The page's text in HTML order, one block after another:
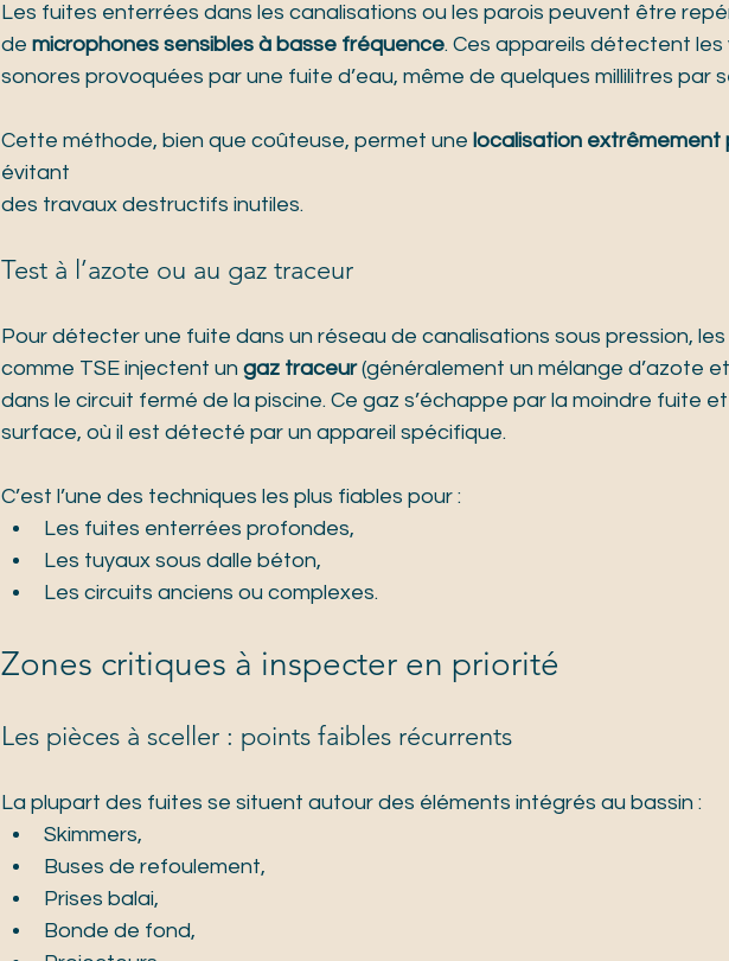
Les fuites enterrées dans les canalisations ou les parois peuvent être
de microphones sensibles à basse fréquence. Ces appareils détectent les
sonores provoquées par une fuite d’eau, même de quelques millilitres par
Cette méthode, bien que coûteuse, permet une localisation extrêmement
évitant
des travaux destructifs inutiles.
Test à l’azote ou au gaz traceur
Pour détecter une fuite dans un réseau de canalisations sous pression,
comme TSE injectent un gaz traceur (généralement un mélange d’azote
dans le circuit fermé de la piscine. Ce gaz s’échappe par la moindre fuite
surface, où il est détecté par un appareil spécifique.
C’est l’une des techniques les plus fiables pour :
Les fuites enterrées profondes,
Les tuyaux sous dalle béton,
Les circuits anciens ou complexes.
Zones critiques à inspecter en priorité
Les pièces à sceller : points faibles récurrents
La plupart des fuites se situent autour des éléments intégrés au bassin :
Skimmers,
Buses de refoulement,
Prises balai,
Bonde de fond,